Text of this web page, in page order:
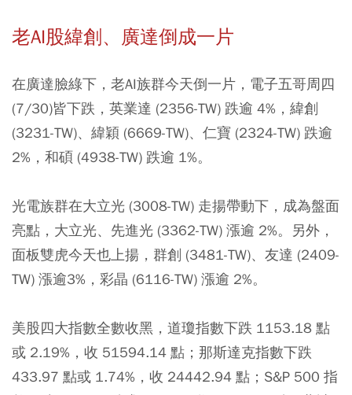
老AI股緯創、廣達倒成一片
在廣達臉綠下，老AI族群今天倒一片，電子五哥周四
(7/30)皆下跌，英業達 (2356-TW) 跌逾 4%，緯創
(3231-TW)、緯穎 (6669-TW)、仁寶 (2324-TW) 跌逾
2%，和碩 (4938-TW) 跌逾 1%。
光電族群在大立光 (3008-TW) 走揚帶動下，成為盤面
亮點，大立光、先進光 (3362-TW) 漲逾 2%。另外，
面板雙虎今天也上揚，群創 (3481-TW)、友達 (2409-
TW) 漲逾3%，彩晶 (6116-TW) 漲逾 2%。
美股四大指數全數收黑，道瓊指數下跌 1153.18 點
或 2.19%，收 51594.14 點；那斯達克指數下跌
433.97 點或 1.74%，收 24442.94 點；S&P 500 指